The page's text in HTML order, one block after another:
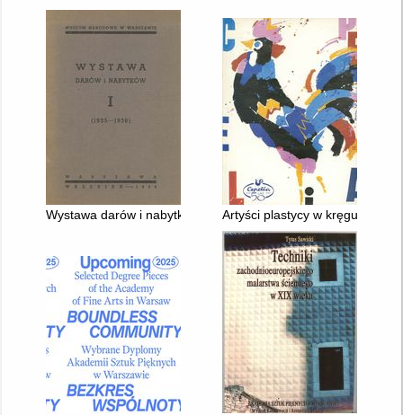
Wystawa darów i nabytków I (1935-1936)Artyści plastycy w kręgu